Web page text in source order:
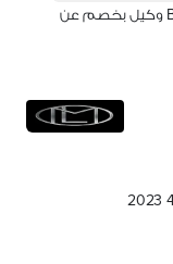
BMW X6 M40i 2026 وكيل بخصم عن